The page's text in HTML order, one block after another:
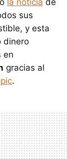
sus
y esta
dinero
en
gracias al
.